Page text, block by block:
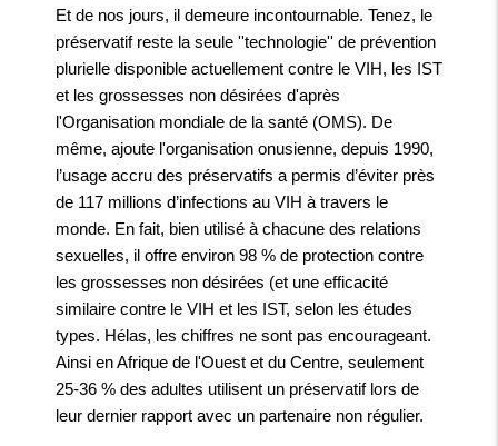
Et de nos jours, il demeure incontournable. Tenez, le
préservatif reste la seule ''technologie'' de prévention
plurielle disponible actuellement contre le VIH, les IST
et les grossesses non désirées d'après
l'Organisation mondiale de la santé (OMS). De
même, ajoute l'organisation onusienne, depuis 1990,
l’usage accru des préservatifs a permis d’éviter près
de 117 millions d’infections au VIH à travers le
monde. En fait, bien utilisé à chacune des relations
sexuelles, il offre environ 98 % de protection contre
les grossesses non désirées (et une efficacité
similaire contre le VIH et les IST, selon les études
types. Hélas, les chiffres ne sont pas encourageant.
Ainsi en Afrique de l'Ouest et du Centre, seulement
25-36 % des adultes utilisent un préservatif lors de
leur dernier rapport avec un partenaire non régulier.